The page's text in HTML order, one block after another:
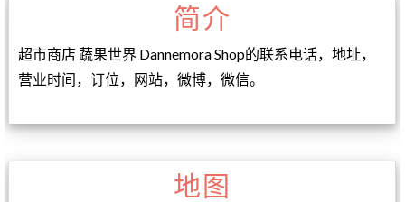
简介
超市商店 蔬果世界 Dannemora Shop的联系电话，地址，
营业时间，订位，网站，微博，微信。
地图